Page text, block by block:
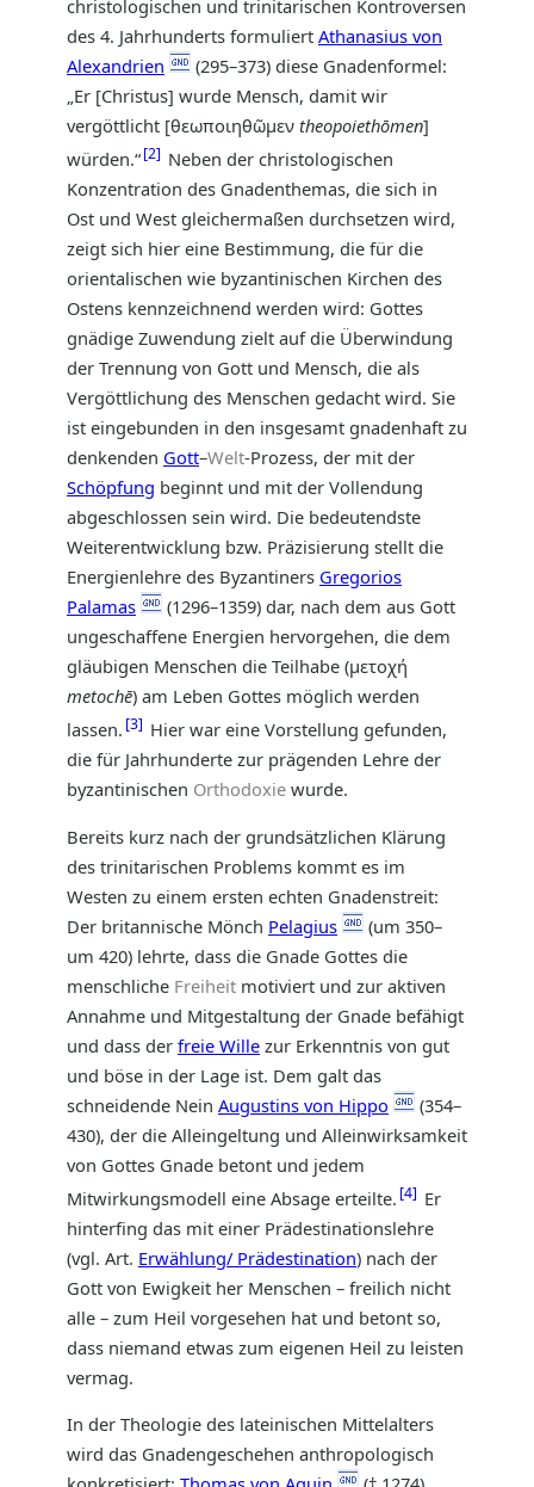
christologischen und trinitarischen Kontroversen
des 4. Jahrhunderts formuliert Athanasius von
Alexandrien
(295–373) diese Gnadenformel:
„Er [Christus] wurde Mensch, damit wir
vergöttlicht [θεωποιηθῶμεν theopoiethōmen]
würden.“ 2
Neben der christologischen
Konzentration des Gnadenthemas, die sich in
Ost und West gleichermaßen durchsetzen wird,
zeigt sich hier eine Bestimmung, die für die
orientalischen wie byzantinischen Kirchen des
Ostens kennzeichnend werden wird: Gottes
gnädige Zuwendung zielt auf die Überwindung
der Trennung von Gott und Mensch, die als
Vergöttlichung des Menschen gedacht wird. Sie
ist eingebunden in den insgesamt gnadenhaft zu
denkenden Gott–Welt-Prozess, der mit der
Schöpfung beginnt und mit der Vollendung
abgeschlossen sein wird. Die bedeutendste
Weiterentwicklung bzw. Präzisierung stellt die
Energienlehre des Byzantiners Gregorios
Palamas
(1296–1359) dar, nach dem aus Gott
ungeschaffene Energien hervorgehen, die dem
gläubigen Menschen die Teilhabe (μετοχή
metochē) am Leben Gottes möglich werden
lassen. 3
Hier war eine Vorstellung gefunden,
die für Jahrhunderte zur prägenden Lehre der
byzantinischen Orthodoxie wurde.
Bereits kurz nach der grundsätzlichen Klärung
des trinitarischen Problems kommt es im
Westen zu einem ersten echten Gnadenstreit:
Der britannische Mönch Pelagius
(um 350–
um 420) lehrte, dass die Gnade Gottes die
menschliche Freiheit motiviert und zur aktiven
Annahme und Mitgestaltung der Gnade befähigt
und dass der freie Wille zur Erkenntnis von gut
und böse in der Lage ist. Dem galt das
schneidende Nein Augustins von Hippo
(354–
430), der die Alleingeltung und Alleinwirksamkeit
von Gottes Gnade betont und jedem
Mitwirkungsmodell eine Absage erteilte. 4
Er
hinterfing das mit einer Prädestinationslehre
(vgl. Art. Erwählung/ Prädestination) nach der
Gott von Ewigkeit her Menschen – freilich nicht
alle – zum Heil vorgesehen hat und betont so,
dass niemand etwas zum eigenen Heil zu leisten
vermag.
In der Theologie des lateinischen Mittelalters
wird das Gnadengeschehen anthropologisch